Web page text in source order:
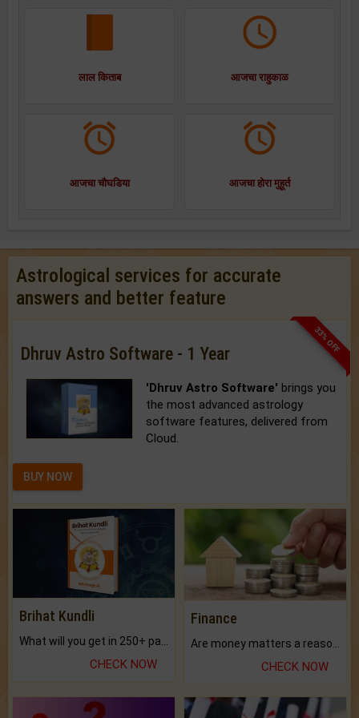
लाल किताब आजचा राहुकाळ
आजचा चौघडिया आजचा होरा मुहूर्त
Astrological services for accurate
answers and better feature
33% OFF
Dhruv Astro Software - 1 Year
'Dhruv Astro Software' brings you
the most advanced astrology
software features, delivered from
Cloud.
BUY NOW
Brihat Kundli
CHECK NOW
Finance
CHECK NOW